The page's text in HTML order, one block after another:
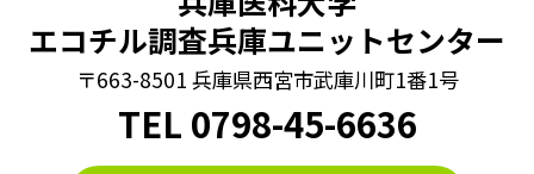
エコチル調査兵庫ユニットセンター
〒663-8501 兵庫県西宮市武庫川町1番1号
TEL 0798-45-6636